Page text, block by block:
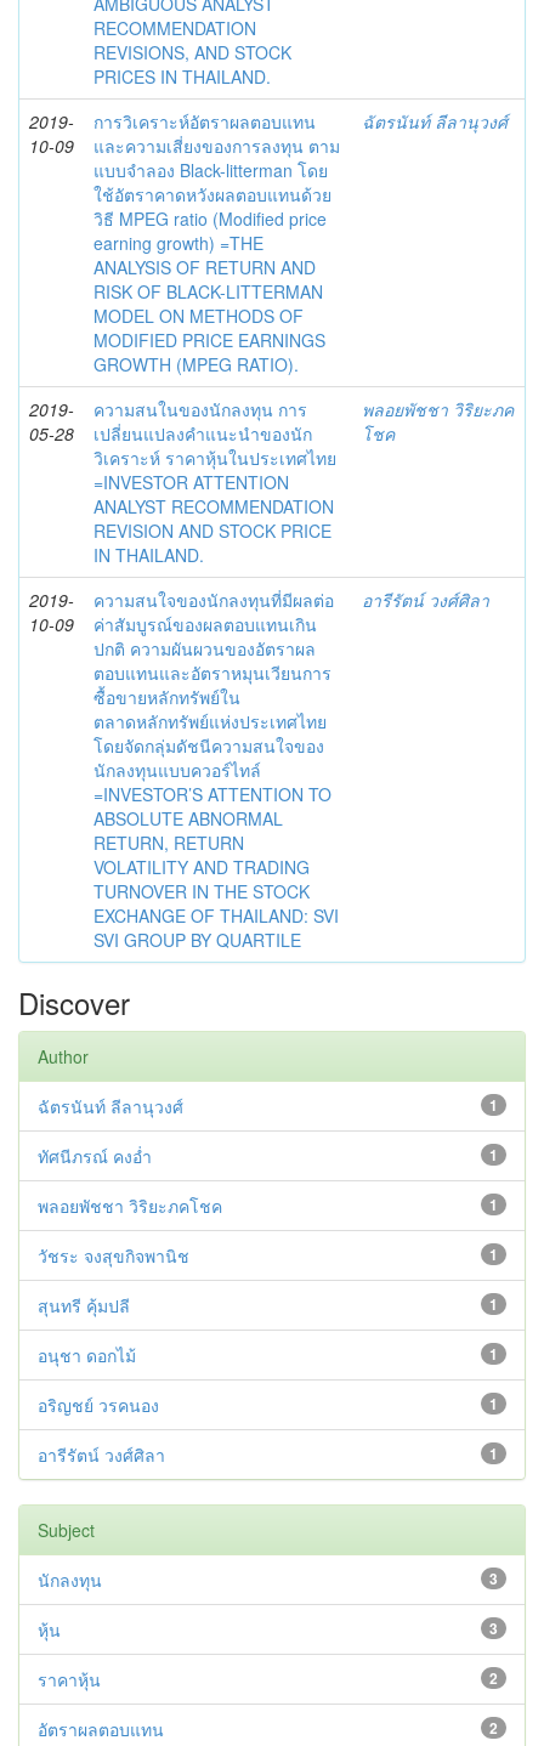
RECOMMENDATION
REVISIONS, AND STOCK
PRICES IN THAILAND.
2019-
10-09
การวิเคราะห์อัตราผลตอบแทน
และความเสี่ยงของการลงทุน ตาม
แบบจำลอง Black-litterman โดย
ใช้อัตราคาดหวังผลตอบแทนด้วย
วิธี MPEG ratio (Modified price
earning growth) =THE
ANALYSIS OF RETURN AND
RISK OF BLACK-LITTERMAN
MODEL ON METHODS OF
MODIFIED PRICE EARNINGS
GROWTH (MPEG RATIO).
ฉัตรนันท์ ลีลานุวงศ์
2019-
05-28
ความสนในของนักลงทุน การ
เปลี่ยนแปลงคำแนะนำของนัก
วิเคราะห์ ราคาหุ้นในประเทศไทย
=INVESTOR ATTENTION
ANALYST RECOMMENDATION
REVISION AND STOCK PRICE
IN THAILAND.
พลอยพัชชา วิริยะภค
โชค
2019-
10-09
ความสนใจของนักลงทุนที่มีผลต่อ
ค่าสัมบูรณ์ของผลตอบแทนเกิน
ปกติ ความผันผวนของอัตราผล
ตอบแทนและอัตราหมุนเวียนการ
ซื้อขายหลักทรัพย์ใน
ตลาดหลักทรัพย์แห่งประเทศไทย
โดยจัดกลุ่มดัชนีความสนใจของ
นักลงทุนแบบควอร์ไทล์
=INVESTOR’S ATTENTION TO
ABSOLUTE ABNORMAL
RETURN, RETURN
VOLATILITY AND TRADING
TURNOVER IN THE STOCK
EXCHANGE OF THAILAND: SVI
SVI GROUP BY QUARTILE
อารีรัตน์ วงศ์ศิลา
Discover
Author
1
ฉัตรนันท์ ลีลานุวงศ์
1
ทัศนีภรณ์ คงอ่ำ
1
พลอยพัชชา วิริยะภคโชค
1
วัชระ จงสุขกิจพานิช
1
สุนทรี คุ้มปลี
1
อนุชา ดอกไม้
1
อริญชย์ วรคนอง
1
อารีรัตน์ วงศ์ศิลา
Subject
3
นักลงทุน
3
หุ้น
2
ราคาหุ้น
2
อัตราผลตอบแทน